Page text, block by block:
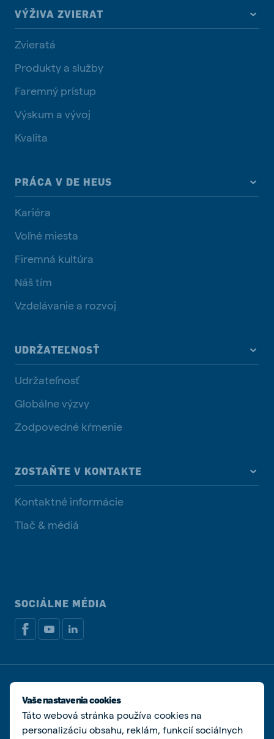
VÝŽIVA ZVIERAT
Zvieratá
Produkty a služby
Faremný prístup
Výskum a vývoj
Kvalita
PRÁCA V DE HEUS
Kariéra
Voľné miesta
Firemná kultúra
Náš tím
Vzdelávanie a rozvoj
UDRŽATEĽNOSŤ
Udržateľnosť
Globálne výzvy
Zodpovedné kŕmenie
ZOSTAŇTE V KONTAKTE
Kontaktné informácie
Tlač & médiá
SOCIÁLNE MÉDIA
Zásady používania súborov cookie
Spravovať súbory cookies
Vaše nastavenia cookies
Táto webová stránka používa cookies na
personalizáciu obsahu, reklám, funkcií sociálnych